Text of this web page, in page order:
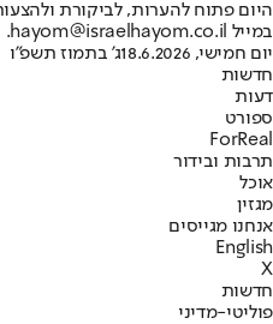
היום פתוח להערות, לביקורת
במייל hayom@israelhayom.co.il.
יום חמישי, 18.6.2026
ג' בתמוז תשפ"ו
חדשות
דעות
ספורט
ForReal
תרבות ובידור
אוכל
מגזין
אנחנו מגייסים
English
X
חדשות
פוליטי-מדיני